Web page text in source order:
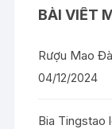
BÀI VIẾT
Rượu Mao
04/12/2024
Bia Tingstao